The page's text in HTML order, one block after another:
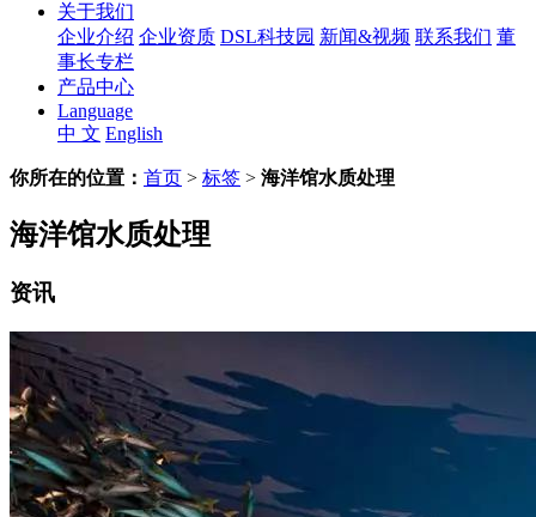
关于我们
企业介绍 企业资质 DSL科技园 新闻&视频 联系我们 董
事长专栏
产品中心
Language
中 文 English
你所在的位置： 首页 > 标签 > 海洋馆水质处理
海洋馆水质处理
资讯